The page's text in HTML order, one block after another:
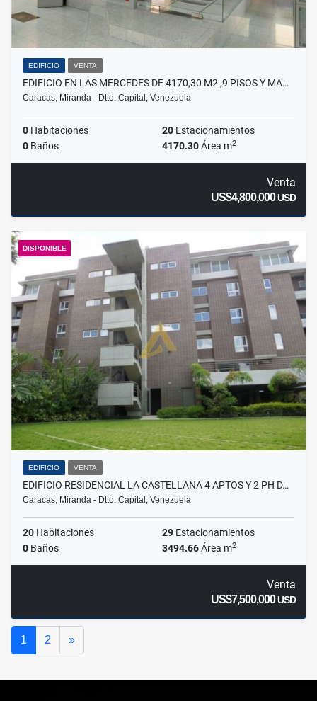
EDIFICIO VENTA
EDIFICIO EN LAS MERCEDES DE 4170,30 M2 ,9 PISOS Y MA…
Caracas, Miranda - Dtto. Capital, Venezuela
0 Habitaciones 20 Estacionamientos
0 Baños 4170.30Área m2
Venta
US$4,800,000USD
DISPONIBLE
EDIFICIO VENTA
EDIFICIO RESIDENCIAL LA CASTELLANA 4 APTOS Y 2 PH D…
Caracas, Miranda - Dtto. Capital, Venezuela
20 Habitaciones 29 Estacionamientos
0 Baños 3494.66Área m2
Venta
US$7,500,000USD
1 2 »Siguiente